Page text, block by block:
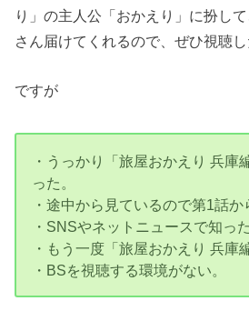
り」の主人公「おかえり」に扮し
さん届けてくれるので、ぜひ視聴し
ですが
・うっかり「旅屋おかえり 兵庫
った。
・途中から見ているので第1話か
・SNSやネットニュースで知っ
・もう一度「旅屋おかえり 兵庫
・BSを視聴する環境がない。